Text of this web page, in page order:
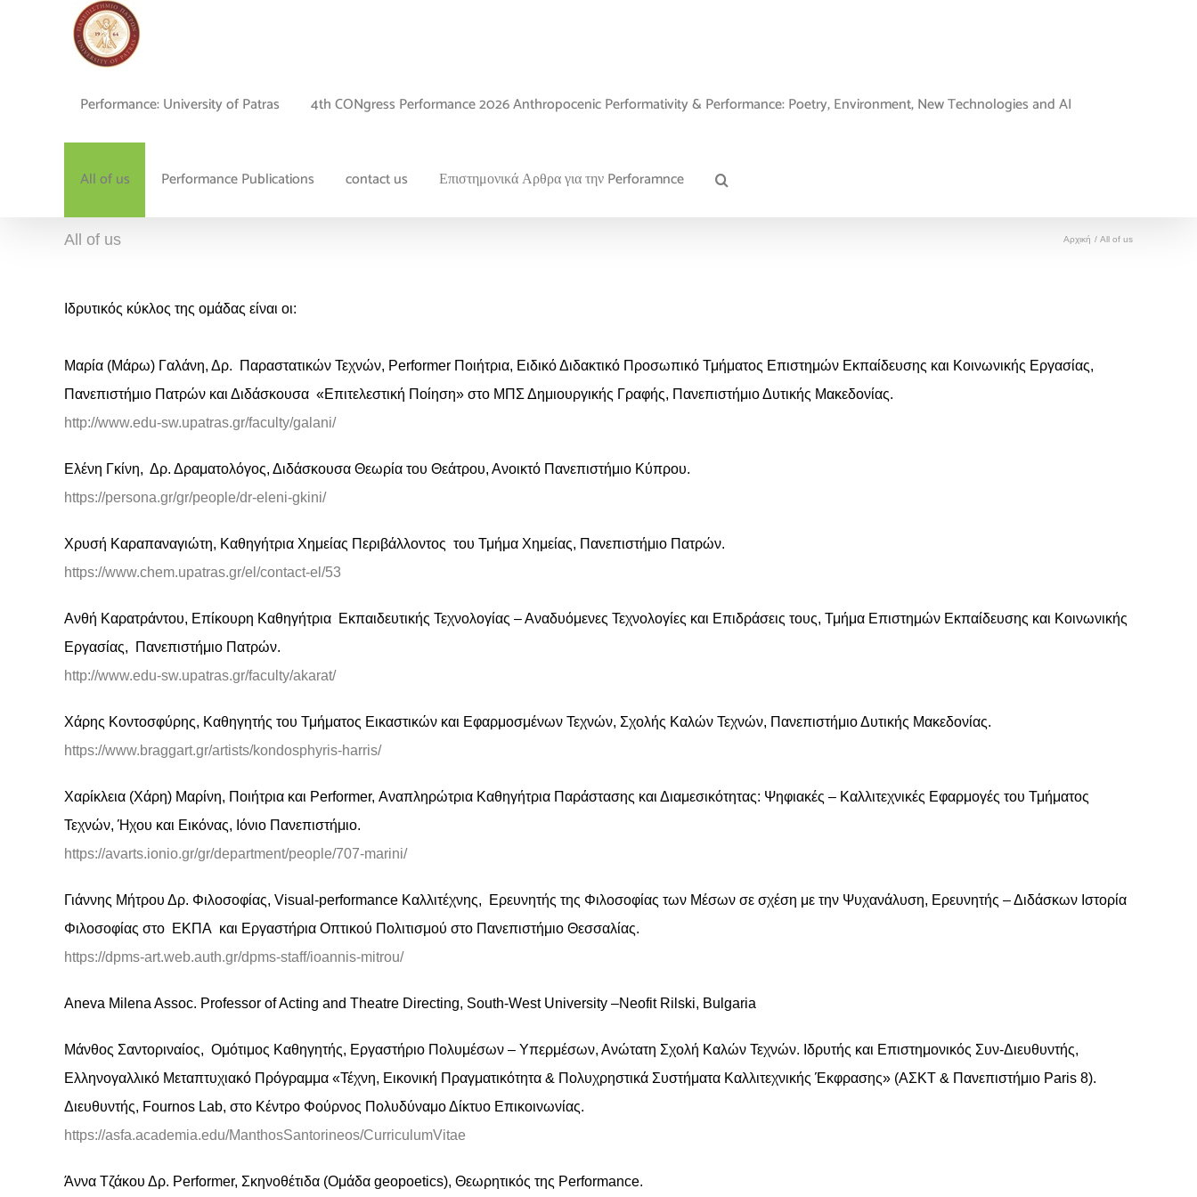
Performance: University of Patras 4th CONgress Performance 2026 Anthropocenic Performativity & Performance: Poetry, Environment, New Technologies and AI
All of us Performance Publications contact us Επιστημονικά Αρθρα για την Perforamnce
All of us Αρχική All of us
Ιδρυτικός κύκλος της ομάδας είναι οι:
Μαρία (Μάρω) Γαλάνη, Δρ. Παραστατικών Τεχνών, Performer Ποιήτρια, Ειδικό Διδακτικό Προσωπικό Τμήματος Επιστημών Εκπαίδευσης και Κοινωνικής Εργασίας,
Πανεπιστήμιο Πατρών και Διδάσκουσα «Επιτελεστική Ποίηση» στο ΜΠΣ Δημιουργικής Γραφής, Πανεπιστήμιο Δυτικής Μακεδονίας.
http://www.edu-sw.upatras.gr/faculty/galani/
Ελένη Γκίνη, Δρ. Δραματολόγος, Διδάσκουσα Θεωρία του Θεάτρου, Ανοικτό Πανεπιστήμιο Κύπρου.
https://persona.gr/gr/people/dr-eleni-gkini/
Χρυσή Καραπαναγιώτη, Καθηγήτρια Χημείας Περιβάλλοντος του Τμήμα Χημείας, Πανεπιστήμιο Πατρών.
https://www.chem.upatras.gr/el/contact-el/53
Ανθή Καρατράντου, Επίκουρη Καθηγήτρια Εκπαιδευτικής Τεχνολογίας – Αναδυόμενες Τεχνολογίες και Επιδράσεις τους, Τμήμα Επιστημών Εκπαίδευσης και Κοινωνικής
Εργασίας, Πανεπιστήμιο Πατρών.
http://www.edu-sw.upatras.gr/faculty/akarat/
Χάρης Κοντοσφύρης, Καθηγητής του Τμήματος Εικαστικών και Εφαρμοσμένων Τεχνών, Σχολής Καλών Τεχνών, Πανεπιστήμιο Δυτικής Μακεδονίας.
https://www.braggart.gr/artists/kondosphyris-harris/
Χαρίκλεια (Χάρη) Μαρίνη, Ποιήτρια και Performer, Αναπληρώτρια Καθηγήτρια Παράστασης και Διαμεσικότητας: Ψηφιακές – Καλλιτεχνικές Εφαρμογές του Τμήματος
Τεχνών, Ήχου και Εικόνας, Ιόνιο Πανεπιστήμιο.
https://avarts.ionio.gr/gr/department/people/707-marini/
Γιάννης Μήτρου Δρ. Φιλοσοφίας, Visual-performance Καλλιτέχνης, Ερευνητής της Φιλοσοφίας των Μέσων σε σχέση με την Ψυχανάλυση, Ερευνητής – Διδάσκων Ιστορία
Φιλοσοφίας στο ΕΚΠΑ και Εργαστήρια Οπτικού Πολιτισμού στο Πανεπιστήμιο Θεσσαλίας.
https://dpms-art.web.auth.gr/dpms-staff/ioannis-mitrou/
Aneva Milena Assoc. Professor of Acting and Theatre Directing, South-West University –Neofit Rilski, Bulgaria
Μάνθος Σαντοριναίος, Ομότιμος Καθηγητής, Εργαστήριο Πολυμέσων – Υπερμέσων, Ανώτατη Σχολή Καλών Τεχνών. Ιδρυτής και Επιστημονικός Συν-Διευθυντής,
Ελληνογαλλικό Μεταπτυχιακό Πρόγραμμα «Τέχνη, Εικονική Πραγματικότητα & Πολυχρηστικά Συστήματα Καλλιτεχνικής Έκφρασης» (ΑΣΚΤ & Πανεπιστήμιο Paris 8).
Διευθυντής, Fournos Lab, στο Κέντρο Φούρνος Πολυδύναμο Δίκτυο Επικοινωνίας.
https://asfa.academia.edu/ManthosSantorineos/CurriculumVitae
Άννα Τζάκου Δρ. Performer, Σκηνοθέτιδα (Ομάδα geopoetics), Θεωρητικός της Performance.